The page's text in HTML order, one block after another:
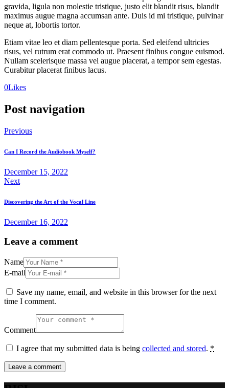
gravida, ligula non molestie tristique, justo elit blandit risus, blandit
maximus augue magna accumsan ante. Duis id mi tristique, pulvinar
neque at, lobortis tortor.
Etiam vitae leo et diam pellentesque porta. Sed eleifend ultricies
risus, vel rutrum erat commodo ut. Praesent finibus congue euismod.
Nullam scelerisque massa vel augue placerat, a tempor sem egestas.
Curabitur placerat finibus lacus.
0Likes
Post navigation
Previous
Can I Record the Audiobook Myself?
December 15, 2022
Next
Discovering the Art of the Vocal Line
December 16, 2022
Leave a comment
Name
E-mail
Save my name, email, and website in this browser for the next
time I comment.
Comment
I agree that my submitted data is being collected and stored. *